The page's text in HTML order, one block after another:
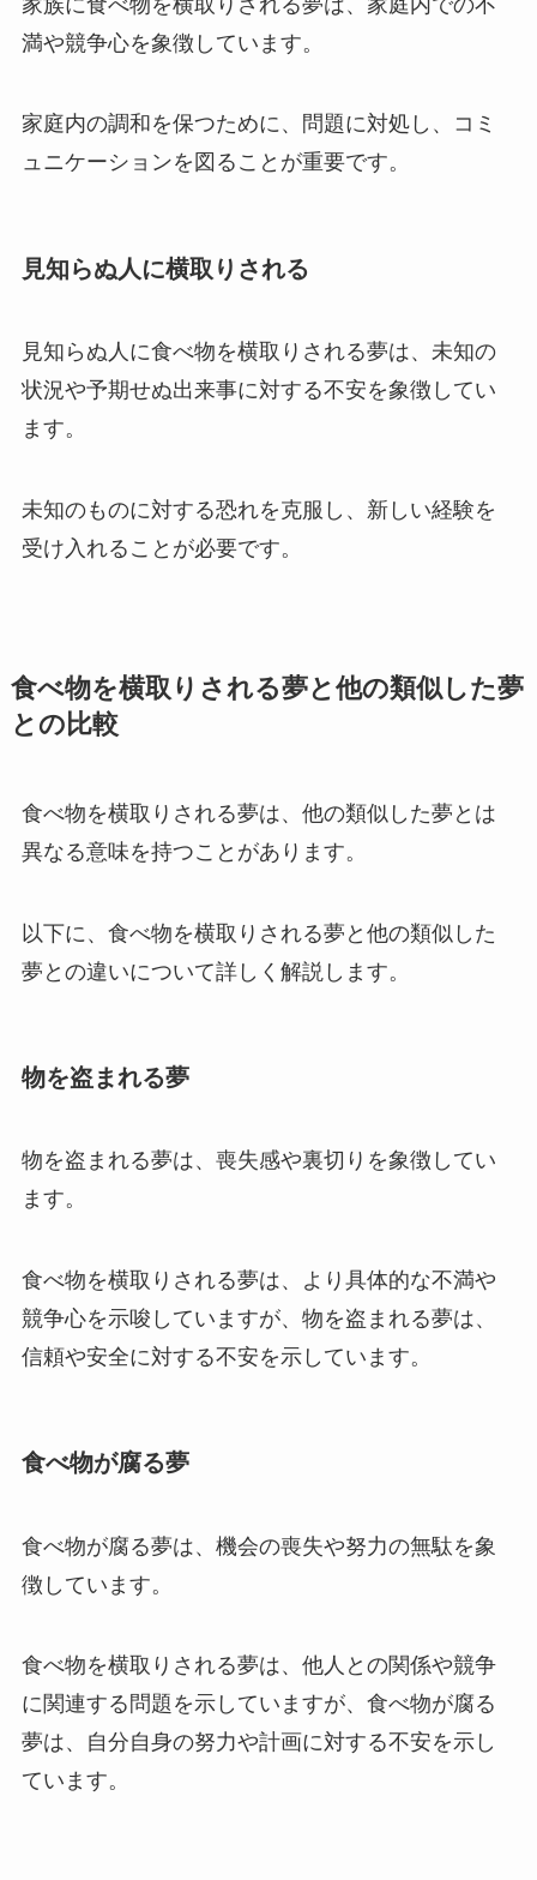
満や競争心を象徴しています。
家庭内の調和を保つために、問題に対処し、コミ
ュニケーションを図ることが重要です。
見知らぬ人に横取りされる
見知らぬ人に食べ物を横取りされる夢は、未知の
状況や予期せぬ出来事に対する不安を象徴してい
ます。
未知のものに対する恐れを克服し、新しい経験を
受け入れることが必要です。
食べ物を横取りされる夢と他の類似した夢
との比較
食べ物を横取りされる夢は、他の類似した夢とは
異なる意味を持つことがあります。
以下に、食べ物を横取りされる夢と他の類似した
夢との違いについて詳しく解説します。
物を盗まれる夢
物を盗まれる夢は、喪失感や裏切りを象徴してい
ます。
食べ物を横取りされる夢は、より具体的な不満や
競争心を示唆していますが、物を盗まれる夢は、
信頼や安全に対する不安を示しています。
食べ物が腐る夢
食べ物が腐る夢は、機会の喪失や努力の無駄を象
徴しています。
食べ物を横取りされる夢は、他人との関係や競争
に関連する問題を示していますが、食べ物が腐る
夢は、自分自身の努力や計画に対する不安を示し
ています。